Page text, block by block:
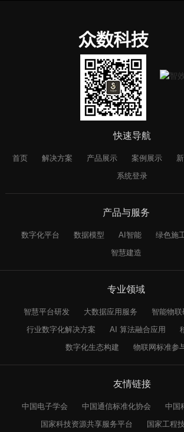
快速导航
首页 解决方案 产品展示 案例展示
系统登录
产品与服务
数字化平台 数据模型 AI智能 绿色施
智慧建造
专业领域
智慧平台研发 大数据应用服务
智能物
行业数字化解决方案
AI 算法融合应用
数字化生态构建
物联网标准参
友情链接
中国电子学会 中国通信标准化协会
中国
国家科技资源共享服务平台
国家工程